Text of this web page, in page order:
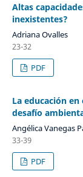
Altas
inexistentes?
Adriana Ovalles
23-32
PDF
La educación
desafío
Angélica Vanegas
33-39
PDF